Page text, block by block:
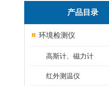
产品目录
环境检测仪
高斯计、磁力计
红外测温仪